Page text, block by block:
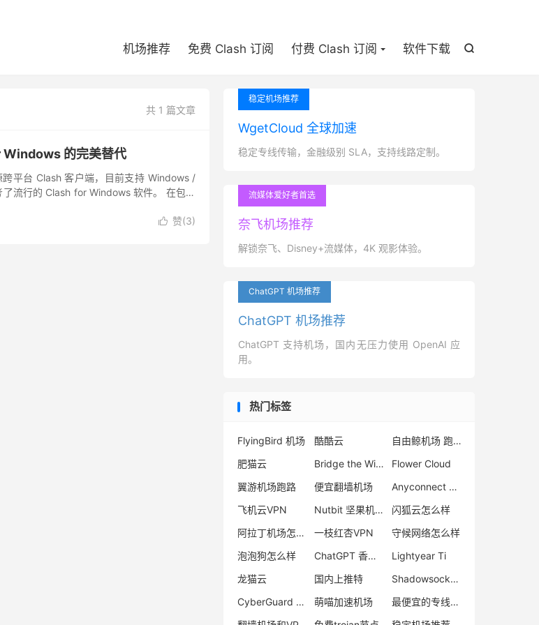

机场推荐 免费 Clash 订阅 付费 Clash 订阅 软件下载
共 1 篇文章
的完美替代
平台 Clash 客户端，目前支持 Windows /
流行的 Clash for Windows 软件。 在包含
 赞(3)
稳定机场推荐
WgetCloud 全球加速
稳定专线传输，金融级别 SLA，支持线路定制。
流媒体爱好者首选
奈飞机场推荐
解锁奈飞、Disney+流媒体，4K 观影体验。
ChatGPT 机场推荐
ChatGPT 机场推荐
ChatGPT 支持机场，国内无压力使用 OpenAI 应
用。
热门标签
FlyingBird 机场 酷酷云
自由鲸机场 跑路
肥猫云
Bridge the Wise 机场怎么样
Flower Cloud
翼游机场跑路
便宜翻墙机场
Anyconnect VPN 翻墙
飞机云VPN
Nutbit 坚果机场怎么样
闪狐云怎么样
阿拉丁机场怎么样
一枝红杏VPN
守候网络怎么样
泡泡狗怎么样
ChatGPT 香港节点
Lightyear Ti
龙猫云
国内上推特
Shadowsocks 机场推荐
CyberGuard 机场怎么样
萌喵加速机场
最便宜的专线机场